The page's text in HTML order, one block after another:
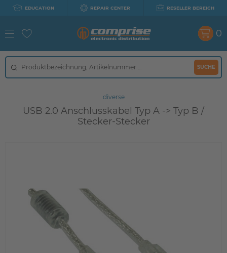
EDUCATION REPAIR CENTER RESELLER BEREICH
SUCHE
0
diverse
USB 2.0 Anschlusskabel Typ A -> Typ B /
Stecker-Stecker